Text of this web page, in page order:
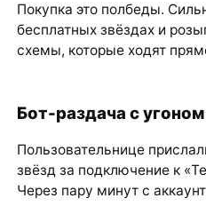
Покупка это полбеды.
бесплатных звёздах и
схемы, которые ходят
Бот-раздача с
Пользовательнице
звёзд за подключение к
Через пару минут с